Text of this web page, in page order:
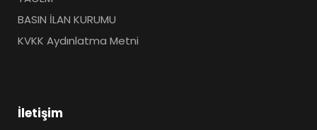
BASIN İLAN KURUMU
KVKK Aydınlatma Metni
İletişim